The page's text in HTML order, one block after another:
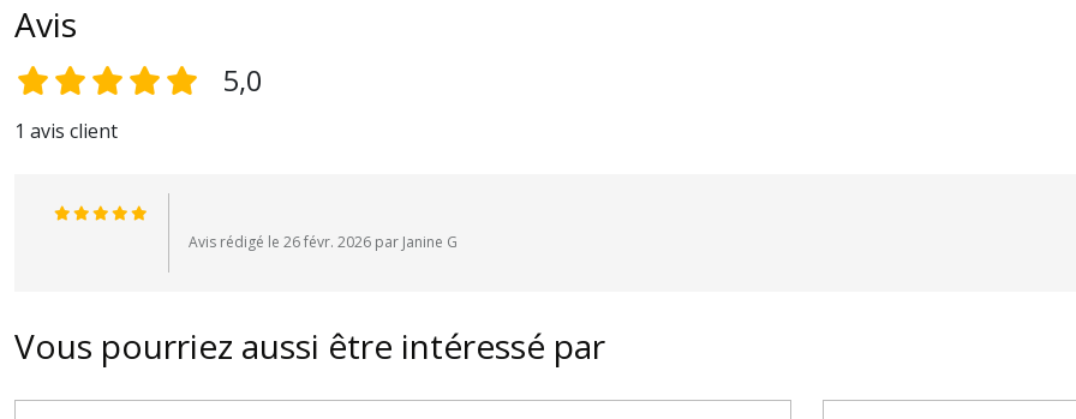
Avis
5,0
1 avis client
Avis rédigé le 26 févr. 2026 par Janine G
Vous pourriez aussi être intéressé par